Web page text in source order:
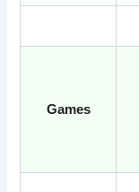
Games